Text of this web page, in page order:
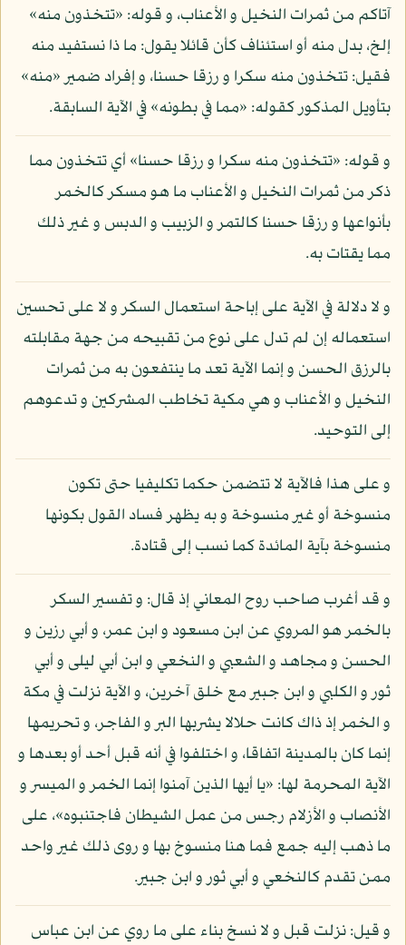
آتاكم من ثمرات النخيل و الأعناب، و قوله: «تتخذون منه»
إلخ، بدل منه أو استئناف كأن قائلا يقول: ما ذا نستفيد منه
فقيل: تتخذون منه سكرا و رزقا حسنا، و إفراد ضمير «منه»
بتأويل المذكور كقوله: «مما في بطونه» في الآية السابقة.
و قوله: «تتخذون منه سكرا و رزقا حسنا» أي تتخذون مما
ذكر من ثمرات النخيل و الأعناب ما هو مسكر كالخمر
بأنواعها و رزقا حسنا كالتمر و الزبيب و الدبس و غير ذلك
مما يقتات به.
و لا دلالة في الآية على إباحة استعمال السكر و لا على تحسين
استعماله إن لم تدل على نوع من تقبيحه من جهة مقابلته
بالرزق الحسن و إنما الآية تعد ما ينتفعون به من ثمرات
النخيل و الأعناب و هي مكية تخاطب المشركين و تدعوهم
إلى التوحيد.
و على هذا فالآية لا تتضمن حكما تكليفيا حتى تكون
منسوخة أو غير منسوخة و به يظهر فساد القول بكونها
منسوخة بآية المائدة كما نسب إلى قتادة.
و قد أغرب صاحب روح المعاني إذ قال: و تفسير السكر
بالخمر هو المروي عن ابن مسعود و ابن عمر، و أبي رزين و
الحسن و مجاهد و الشعبي و النخعي و ابن أبي ليلى و أبي
ثور و الكلبي و ابن جبير مع خلق آخرين، و الآية نزلت في مكة
و الخمر إذ ذاك كانت حلالا يشربها البر و الفاجر، و تحريمها
إنما كان بالمدينة اتفاقا، و اختلفوا في أنه قبل أحد أو بعدها و
الآية المحرمة لها: «يا أيها الذين آمنوا إنما الخمر و الميسر و
الأنصاب و الأزلام رجس من عمل الشيطان فاجتنبوه»، على
ما ذهب إليه جمع فما هنا منسوخ بها و روى ذلك غير واحد
ممن تقدم كالنخعي و أبي ثور و ابن جبير.
و قيل: نزلت قبل و لا نسخ بناء على ما روي عن ابن عباس